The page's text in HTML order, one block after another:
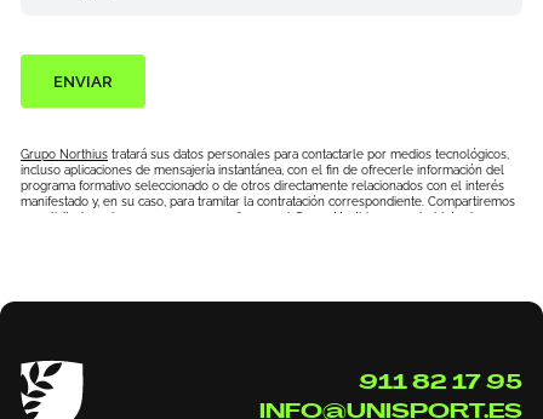
ENVIAR
Grupo Northiustratará sus datos personales para contactarle por medios tecnológicos,
incluso aplicaciones de mensajería instantánea, con el fin de ofrecerle información del
programa formativo seleccionado o de otros directamente relacionados con el interés
manifestado y, en su caso, para tramitar la contratación correspondiente. Compartiremos
su solicitud con las empresas que conforman el Grupo Northius
, con el objeto de que
911 82 17 95
INFO@UNISPORT.ES